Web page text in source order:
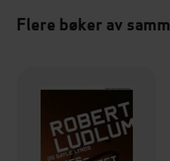
Flere bøker av